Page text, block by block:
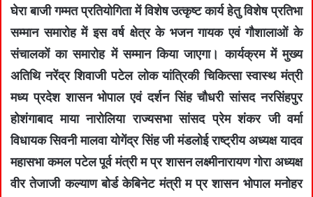
घेरा बाजी गम्मत प्रतियोगिता में विशेष उत्कृष्ट कार्य हेतु विशेष प्रतिभा
सम्मान समारोह में इस वर्ष क्षेत्र के भजन गायक एवं गौशालाओं के
संचालकों का समारोह में सम्मान किया जाएगा। कार्यक्रम में मुख्य
अतिथि नरेंद्र शिवाजी पटेल लोक यांत्रिकी चिकित्सा स्वास्थ मंत्री
मध्य प्रदेश शासन भोपाल एवं दर्शन सिंह चौधरी सांसद नरसिंहपुर
होशंगाबाद माया नारोलिया राज्यसभा सांसद प्रेम शंकर जी वर्मा
विधायक सिवनी मालवा योगेंद्र सिंह जी मंडलोई राष्ट्रीय अध्यक्ष यादव
महासभा कमल पटेल पूर्व मंत्री म प्र शासन लक्ष्मीनारायण गोरा अध्यक्ष
वीर तेजाजी कल्याण बोर्ड केबिनेट मंत्री म प्र शासन भोपाल मनोहर